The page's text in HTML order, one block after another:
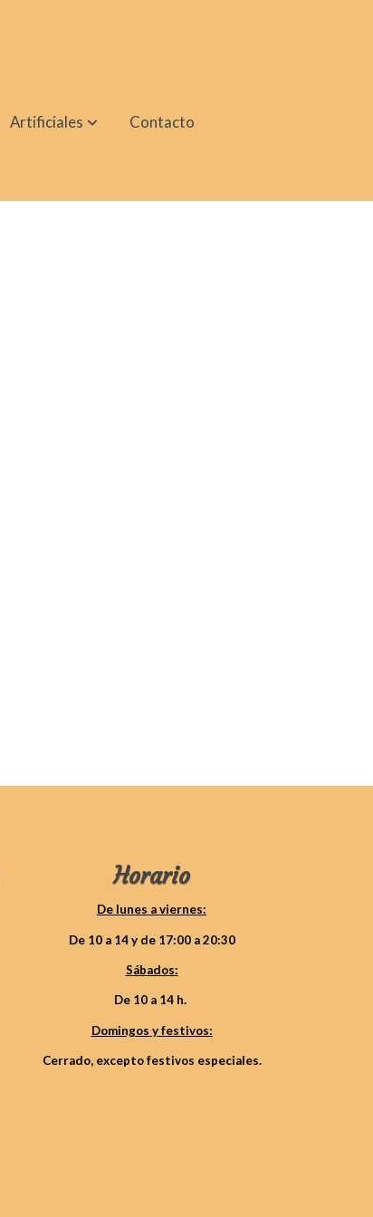
Artificiales Contacto
Horario
De lunes a viernes:
De 10 a 14 y de 17:00 a 20:30
Sábados:
De 10 a 14 h.
Domingos y festivos:
Cerrado, excepto festivos especiales.